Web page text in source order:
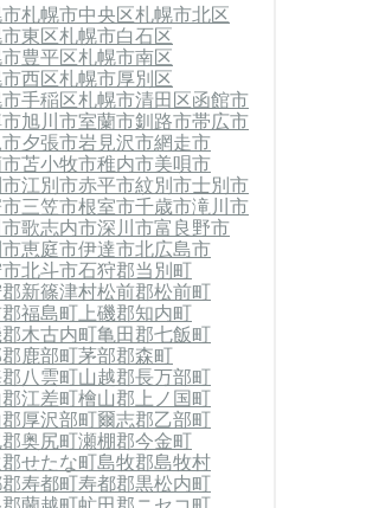
札幌市中央区札幌市北区
東区札幌市白石区
豊平区札幌市南区
西区札幌市厚別区
手稲区札幌市清田区函館市
旭川市室蘭市釧路市帯広市
夕張市岩見沢市網走市
苫小牧市稚内市美唄市
江別市赤平市紋別市士別市
三笠市根室市千歳市滝川市
歌志内市深川市富良野市
恵庭市伊達市北広島市
北斗市石狩郡当別町
新篠津村松前郡松前町
福島町 上磯郡知内町
郡木古内町亀田郡七飯町
鹿部町茅部郡森町
八雲町山越郡長万部町
江差町檜山郡上ノ国町
厚沢部町爾志郡乙部町
奥尻町瀬棚郡今金町
せたな町島牧郡島牧村
寿都町寿都郡黒松内町